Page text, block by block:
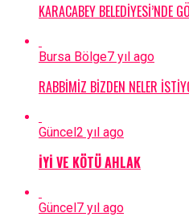
KARACABEY BELEDİYESİ’NDE
Bursa Bölge7 yıl ago
RABBİMİZ BİZDEN NELER
Güncel2 yıl ago
İYİ VE KÖTÜ AHLAK
Güncel7 yıl ago